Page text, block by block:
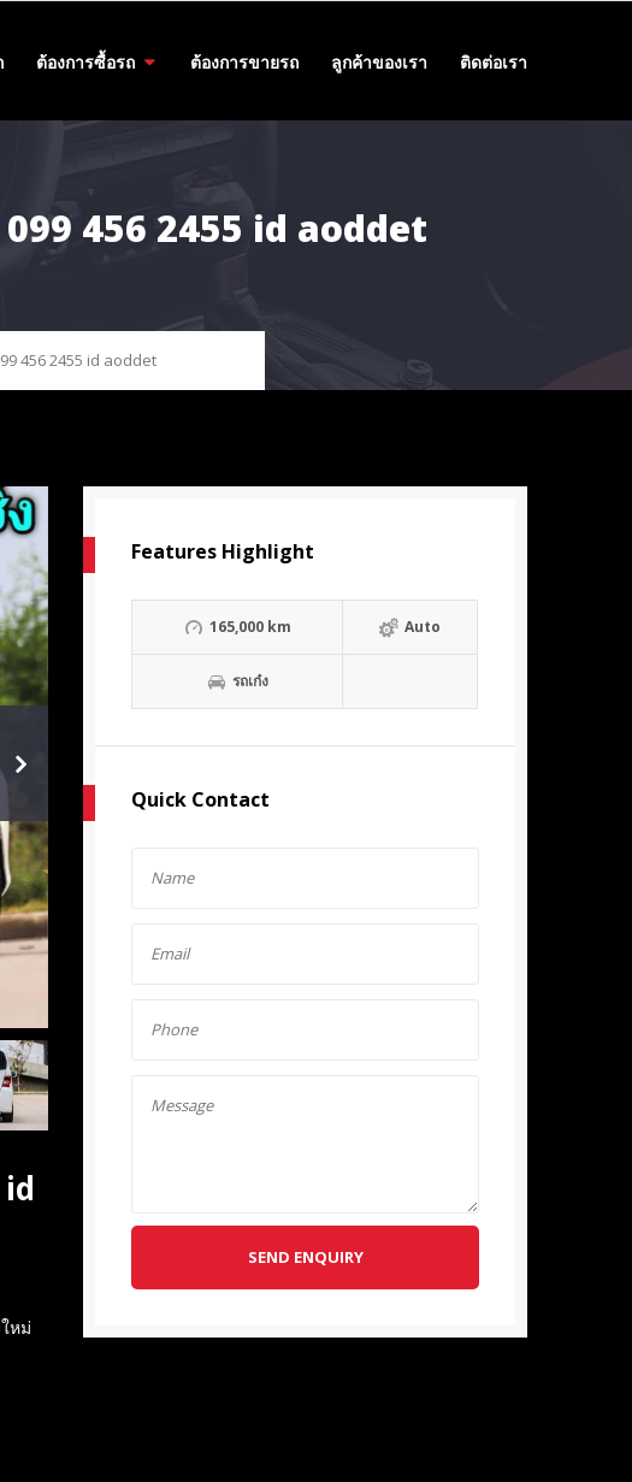
ต้องการซื้อรถ ต้องการขายรถ ลูกค้าของเรา ติดต่อเรา
099 456 2455 id aoddet
456 2455 id aoddet
หม่
Features Highlight
165,000 km Auto
รถเก๋ง
Quick Contact
SEND ENQUIRY